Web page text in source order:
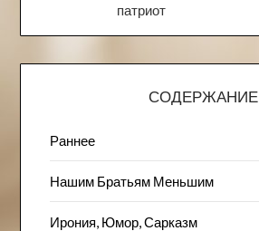
патриот
СОДЕРЖАНИЕ
Раннее
Нашим Братьям Меньшим
Ирония, Юмор, Сарказм